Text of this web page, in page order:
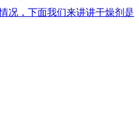
况，下面我们来讲讲干燥剂是